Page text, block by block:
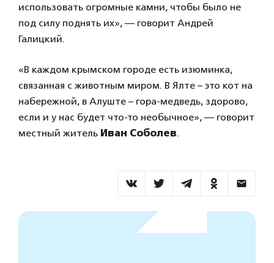
использовать огромные камни, чтобы было не
под силу поднять их», — говорит Андрей
Галицкий.
«В каждом крымском городе есть изюминка,
связанная с животным миром. В Ялте – это кот на
набережной, в Алуште – гора-медведь, здорово,
если и у нас будет что-то необычное», — говорит
местный житель Иван Соболев.